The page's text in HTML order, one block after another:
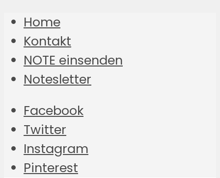
Home
Kontakt
NOTE einsenden
Notesletter
Facebook
Twitter
Instagram
Pinterest